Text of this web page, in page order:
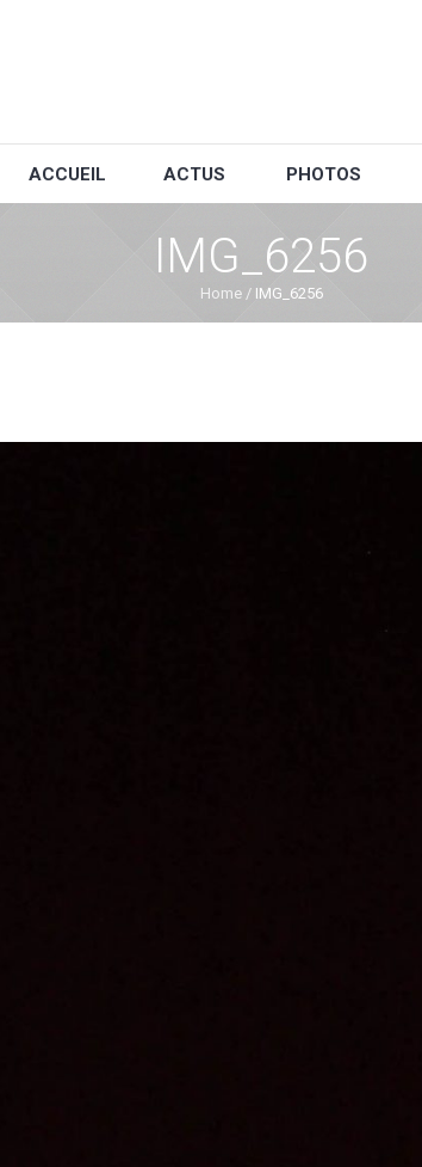
ACCUEIL ACTUS PHOTOS
IMG_6256
Home / IMG_6256